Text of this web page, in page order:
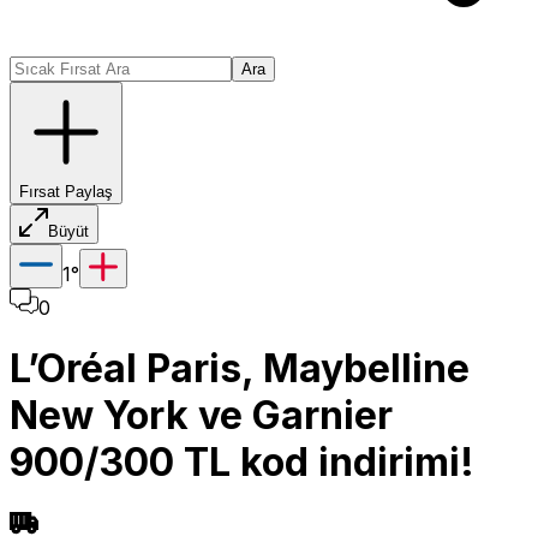
Ara
Fırsat Paylaş
Büyüt
1°
0
L’Oréal Paris, Maybelline
New York ve Garnier
900/300 TL kod indirimi!